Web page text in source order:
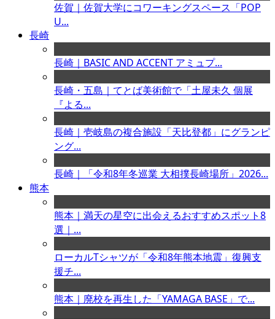
佐賀｜佐賀大学にコワーキングスペース「POP
U...
長崎
長崎｜BASIC AND ACCENT アミュプ...
長崎・五島｜てとば美術館で「土屋未久 個展
『よる...
長崎｜壱岐島の複合施設「天比登都」にグランピ
ング...
長崎｜「令和8年冬巡業 大相撲長崎場所」2026...
熊本
熊本｜満天の星空に出会えるおすすめスポット8
選｜...
ローカルTシャツが「令和8年熊本地震」復興支
援チ...
熊本｜廃校を再生した「YAMAGA BASE」で...